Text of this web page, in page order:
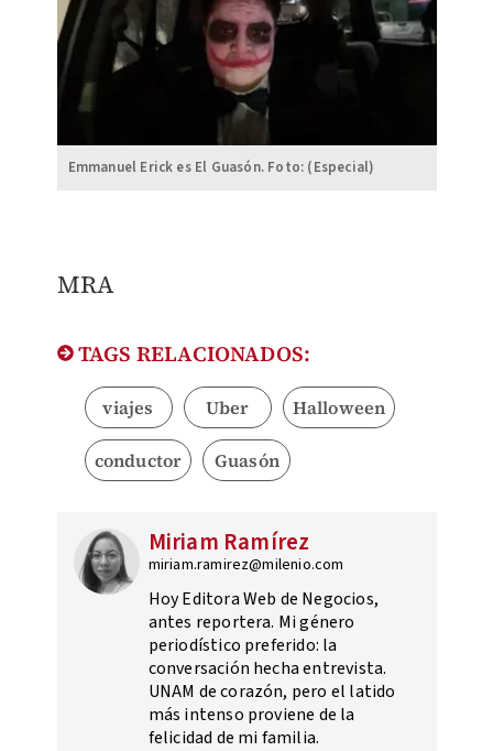
Emmanuel Erick es El Guasón. Foto: (Especial)
MRA
TAGS RELACIONADOS:
viajes Uber Halloween
conductor Guasón
Miriam Ramírez
miriam.ramirez@milenio.com
Hoy Editora Web de Negocios,
antes reportera. Mi género
periodístico preferido: la
conversación hecha entrevista.
UNAM de corazón, pero el latido
más intenso proviene de la
felicidad de mi familia.